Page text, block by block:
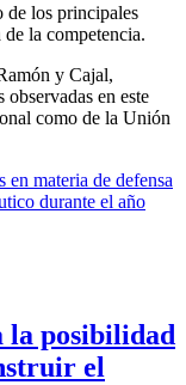
de los principales
de la competencia.
y Cajal,
en este
como de la Unión
en materia de defensa
durante el año
la posibilidad
el